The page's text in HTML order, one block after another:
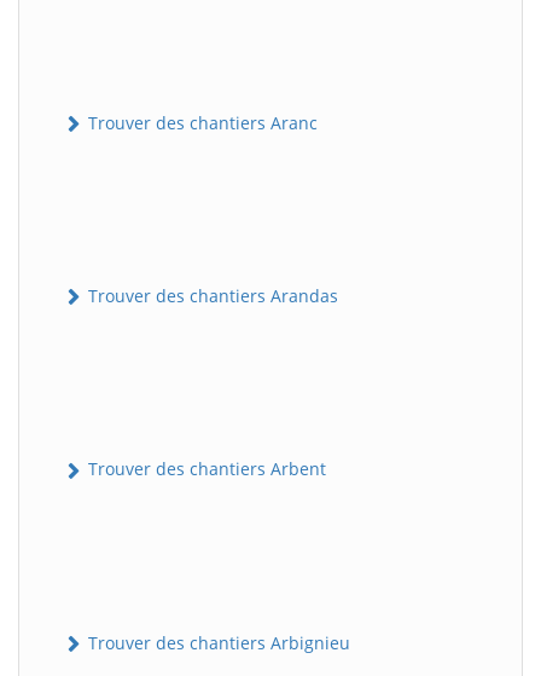
Trouver des chantiers Aranc
Trouver des chantiers Arandas
Trouver des chantiers Arbent
Trouver des chantiers Arbignieu